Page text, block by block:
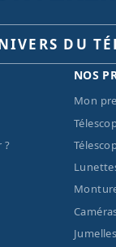
DU
?
NOS
Mon
Jumelles